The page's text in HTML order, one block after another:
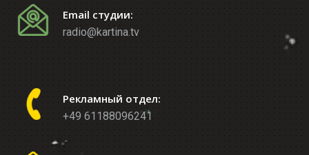
Email студии:
radio@kartina.tv
Рекламный отдел:
+49 61188096241